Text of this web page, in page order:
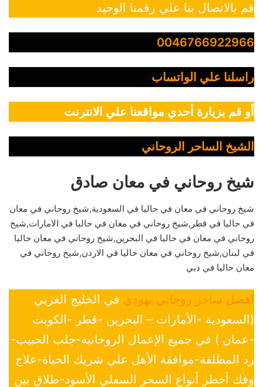
قم بالاتصال بنا علي رقمنا الوحيد
0046766922966
راسلنا علي الواتساب
أو قم بزيارة أحدي مواقعنا علي الانترنت
الشيخ الساحر الروحاني
شيخ روحاني في معان صادق
شيخ روحاني في معان في حاليا في السعودية,شيخ روحاني في معان
في حاليا في قطر,شيخ روحاني في معان في حاليا في الامارات,شيخ
روحاني في معان في حاليا في البحرين,شيخ روحاني في معان حاليا
في لبنان,شيخ روحاني في معان حاليا في الاردن,شيخ روحاني في
معان حاليا في دبي
افضل ساحر روحاني يهودي في الخليج العربي
(السعودية -الأمارات – البحرين -قطر -الكويت
-عمان ) في جميع الإعمال الروحانية-جلب الحبيب-
رد المطلقة-موافقة الأهل علي شريك الحياة-علاج
وفك أخطر أنواع السحر السفلي الأسود-طلاق بين